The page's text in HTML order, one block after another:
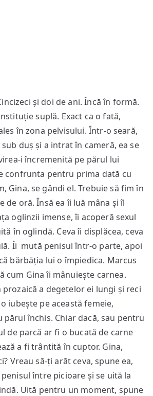
și doi de ani. Încă în formă.
suplă. Exact ca o fată,
în zona pelvisului. Într-o seară,
duș și a intrat în cameră, ea se
i încremenită pe părul lui
confrunta pentru prima dată cu
Gina, se gândi el. Trebuie să fim în
de oră. Însă ea îi luă mâna și îl
oglinzii imense, îi acoperă sexul
în oglindă. Ceva îi displăcea, ceva
Îi mută penisul într-o parte, apoi
bărbăția lui o împiedica. Marcus
cum Gina îi mânuiește carnea.
a degetelor ei lungi și reci
iubește pe această femeie,
părul închis. Chiar dacă, sau pentru
de parcă ar fi o bucată de carne
a fi trântită în cuptor. Gina,
Vreau să-ți arăt ceva, spune ea,
între picioare și se uită la
Uită pentru un moment, spune